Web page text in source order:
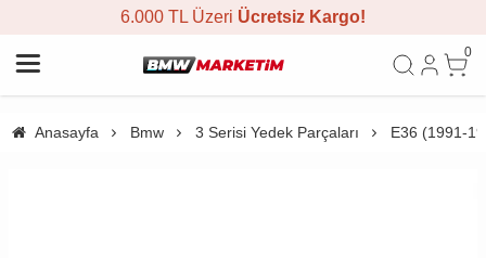
6.000 TL Üzeri Ücretsiz Kargo!
0
Anasayfa Bmw 3 Serisi Yedek Parçaları E36 (1991-